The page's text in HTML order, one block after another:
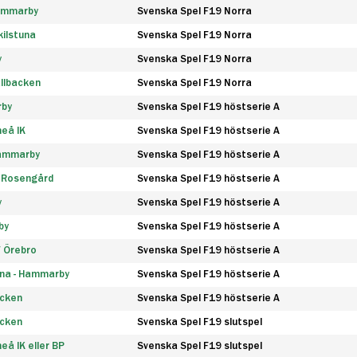
Svenska Spel F19 Norra
Svenska Spel F19 Norra
Svenska Spel F19 Norra
Svenska Spel F19 Norra
Svenska Spel F19 höstserie A
IK Svenska Spel F19 höstserie A
Svenska Spel F19 höstserie A
Rosengård Svenska Spel F19 höstserie A
Svenska Spel F19 höstserie A
Svenska Spel F19 höstserie A
Örebro Svenska Spel F19 höstserie A
- Hammarby Svenska Spel F19 höstserie A
Svenska Spel F19 höstserie A
Svenska Spel F19 slutspel
IK eller BP Svenska Spel F19 slutspel